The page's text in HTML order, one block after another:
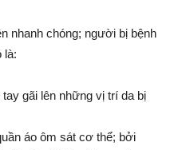
nhanh chóng; người bị bệnh
là:
gãi lên những vị trí da bị
áo ôm sát cơ thể; bởi